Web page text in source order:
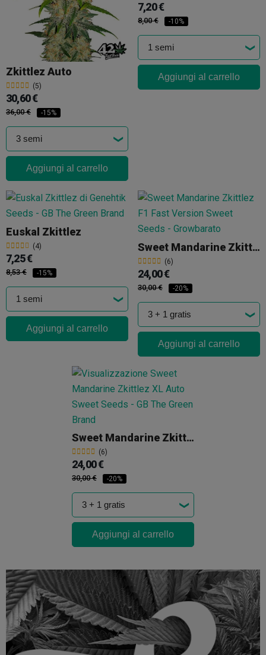
Zkittlez Auto
(5)
30,60 €
36,00 € -15%
Aggiungi al carrello
7,20 €
8,00 € -10%
Aggiungi al carrello
Euskal Zkittlez
(4)
7,25 €
8,53 € -15%
Aggiungi al carrello
Sweet Mandarine Zkittlez F1 Fast Version®
(6)
24,00 €
30,00 € -20%
Aggiungi al carrello
Sweet Mandarine Zkittlez XL Auto
(6)
24,00 €
30,00 € -20%
Aggiungi al carrello